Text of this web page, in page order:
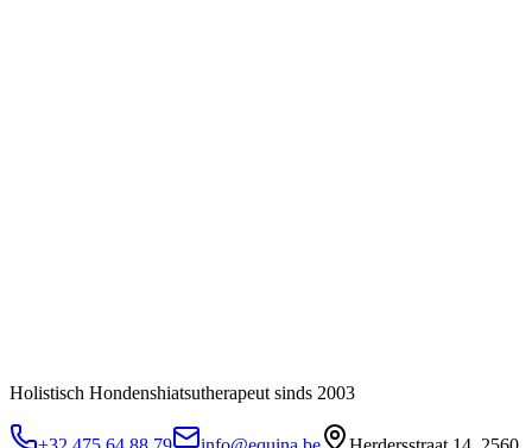
Holistisch Hondenshiatsutherapeut sinds 2003